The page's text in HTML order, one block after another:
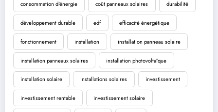
consommation d'énergie coût panneaux solaires durabilité
développement durable edf efficacité énergétique
fonctionnement installation installation panneau solaire
installation panneaux solaires installation photovoltaïque
installation solaire installations solaires investissement
investissement rentable investissement solaire